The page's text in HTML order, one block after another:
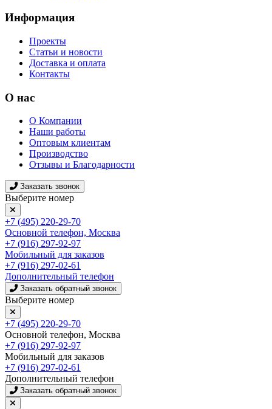
Информация
Проекты
Статьи и новости
Доставка и оплата
Контакты
О нас
О Компании
Наши работы
Оптовым клиентам
Производство
Отзывы и Благодарности
Заказать звонок
Выберите номер
+7 (495) 220-29-70
Основной телефон, Москва
+7 (916) 297-92-97
Мобильный для заказов
+7 (916) 297-02-61
Дополнительный телефон
Заказать обратный звонок
Выберите номер
+7 (495) 220-29-70
Основной телефон, Москва
+7 (916) 297-92-97
Мобильный для заказов
+7 (916) 297-02-61
Дополнительный телефон
Заказать обратный звонок